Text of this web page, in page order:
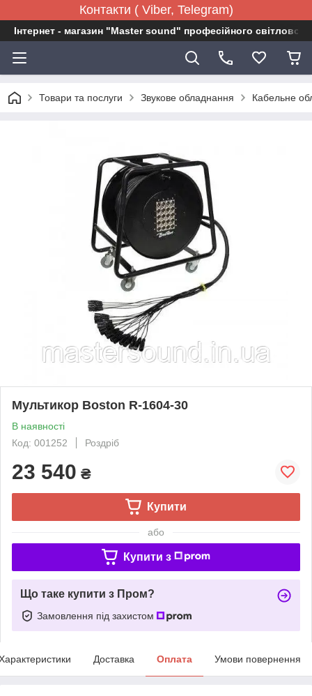
Контакти ( Viber, Telegram)
Інтернет - магазин "Master sound" професійного
Товари та послуги Звукове обладнання Кабельне
Мультикор Boston R-1604-30
В наявності
Код: 001252
Роздріб
23 540 ₴
Купити
або
Купити з
Що таке купити з Пром?
Замовлення під захистом
Доставка Оплата Умови повернення